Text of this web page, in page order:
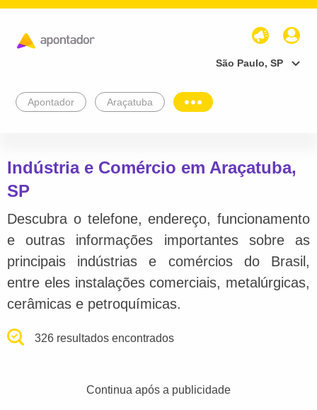
São Paulo, SP
Apontador Araçatuba
Indústria e Comércio em Araçatuba,
SP
Descubra o telefone, endereço, funcionamento
e outras informações importantes sobre as
principais indústrias e comércios do Brasil,
entre eles instalações comerciais, metalúrgicas,
cerâmicas e petroquímicas.
326 resultados encontrados
Continua após a publicidade